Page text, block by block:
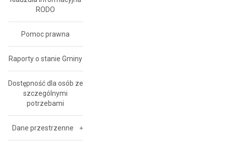
RODO
Pomoc prawna
Raporty o stanie Gminy
Dostępność dla osób ze
szczególnymi
potrzebami
Dane przestrzenne